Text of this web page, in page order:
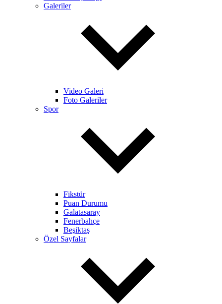
Galeriler
Video Galeri
Foto Galeriler
Spor
Fikstür
Puan Durumu
Galatasaray
Fenerbahçe
Beşiktaş
Özel Sayfalar